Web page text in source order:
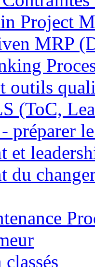
Project
MRP
outils
(ToC,
préparer
et
du